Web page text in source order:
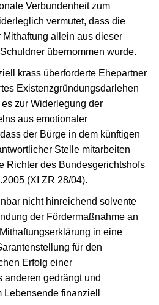
Verbundenheit zum
vermutet, dass die
allein aus dieser
übernommen wurde.
krass überforderte Ehepartner
Existenzgründungsdarlehen
zur Widerlegung der
aus emotionaler
der Bürge in dem künftigen
Stelle mitarbeiten
Richter des Bundesgerichtshofs
(XI ZR 28/04).
nicht hinreichend solvente
der Fördermaßnahme an
in eine
für den
Erfolg einer
anderen gedrängt und
finanziell